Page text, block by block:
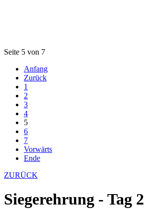
Seite 5 von 7
Anfang
Zurück
1
2
3
4
5
6
7
Vorwärts
Ende
ZURÜCK
Siegerehrung - Tag 2